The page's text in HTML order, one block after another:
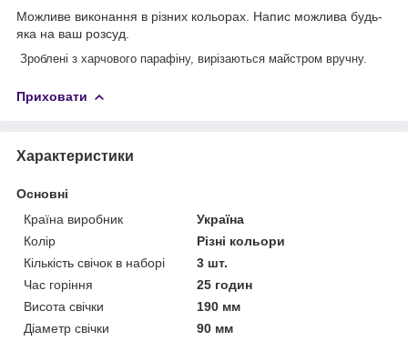
Можливе виконання в різних кольорах. Напис можлива будь-
яка на ваш розсуд.
Зроблені з харчового парафіну, вирізаються майстром вручну.
Приховати
Характеристики
Основні
Країна виробник
Україна
Колір
Різні кольори
Кількість свічок в наборі
3 шт.
Час горіння
25 годин
Висота свічки
190 мм
Діаметр свічки
90 мм